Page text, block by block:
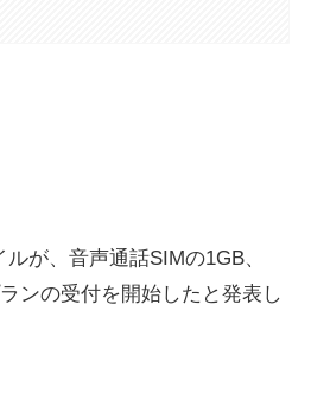
が、音声通話SIMの1GB、
ンの受付を開始したと発表し